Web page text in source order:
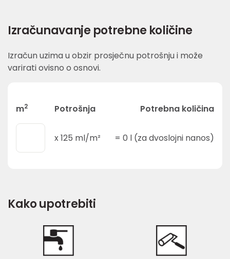
Izračunavanje potrebne količine
Izračun uzima u obzir prosječnu potrošnju i može
varirati ovisno o osnovi.
m2 Potrošnja Potrebna količina
x125 ml/m² = 0 l (za dvoslojni nanos)
Kako upotrebiti